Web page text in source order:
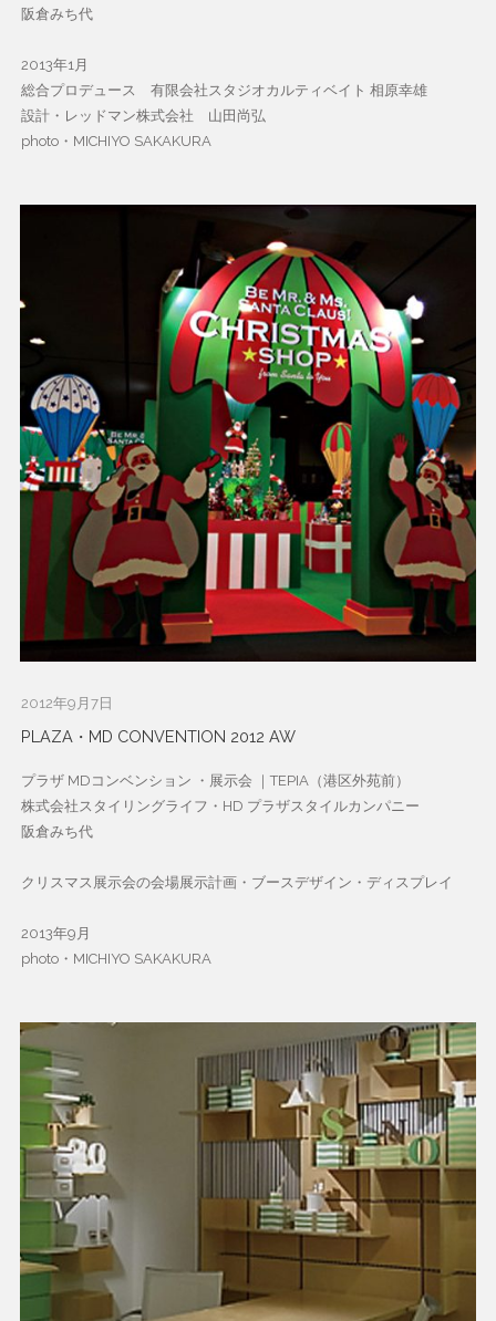
阪倉みち代
2013年1月
総合プロデュース 有限会社スタジオカルティベイト 相原幸雄
設計・レッドマン株式会社 山田尚弘
photo・MICHIYO SAKAKURA
2012年9月7日
PLAZA・MD CONVENTION 2012 AW
プラザ MDコンベンション ・展示会 ｜TEPIA（港区外苑前）
株式会社スタイリングライフ・HD プラザスタイルカンパニー
阪倉みち代
クリスマス展示会の会場展示計画・ブースデザイン・ディスプレイ
2013年9月
photo・MICHIYO SAKAKURA